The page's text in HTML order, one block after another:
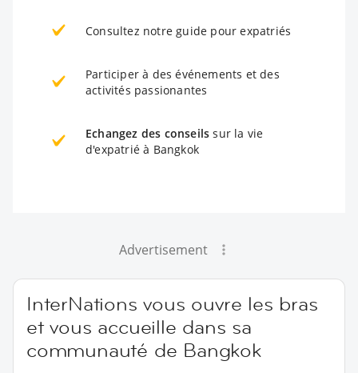
Consultez notre guide pour expatriés
Participer à des événements et des
activités passionantes
Echangez des conseils sur la vie
d'expatrié à Bangkok
Advertisement
InterNations vous ouvre les bras
et vous accueille dans sa
communauté de Bangkok